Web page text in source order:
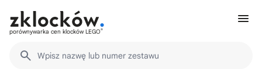
porównywarka cen klocków LEGO®
Wpisz nazwę lub numer zestawu